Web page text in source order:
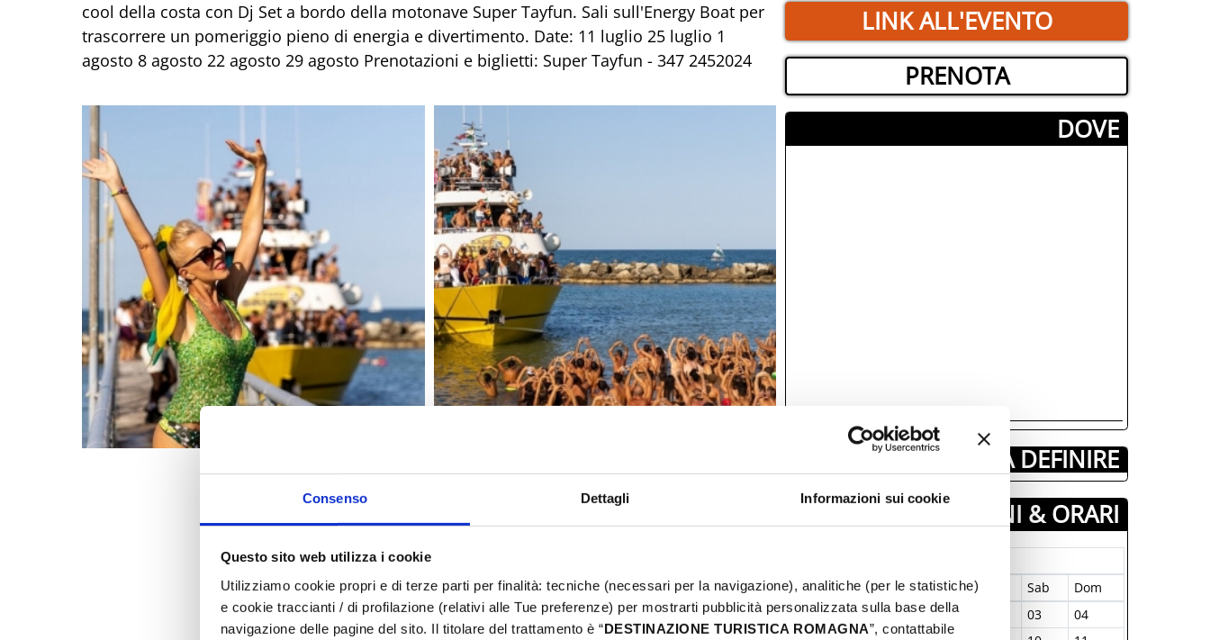
Consenso Dettagli Informazioni sui cookie
Questo sito web utilizza i cookie
Utilizziamo cookie propri e di terze parti per finalità: tecniche (necessari per la navigazione), analitiche (per le statistiche)
e cookie traccianti / di profilazione (relativi alle Tue preferenze) per mostrarti pubblicità personalizzata sulla base della
navigazione delle pagine del sito. Il titolare del trattamento è “DESTINAZIONE TURISTICA ROMAGNA”, contattabile
cool della costa con Dj Set a bordo della motonave Super Tayfun. Sali sull'Energy Boat per
trascorrere un pomeriggio pieno di energia e divertimento. Date: 11 luglio 25 luglio 1
agosto 8 agosto 22 agosto 29 agosto Prenotazioni e biglietti: Super Tayfun - 347 2452024
LINK ALL'EVENTO
PRENOTA
­DOVE
DA DEFINIRE
GIORNI & ORARI
Lun
Mar Mer Gio Sab
Dom
29
30 31 01 03
04